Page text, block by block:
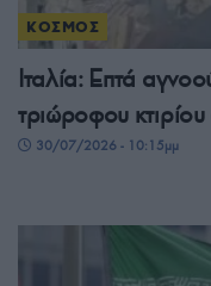
ΚΟΣΜΟΣ
Ιταλία: Επτά
τριώροφου κτιρίου
30/07/2026 - 10:15μμ